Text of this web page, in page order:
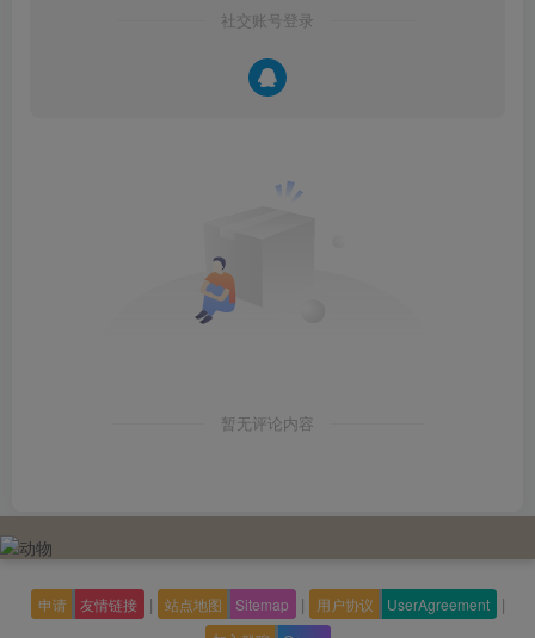
社交账号登录
暂无评论内容
申请 友情链接 | 站点地图 Sitemap | 用户协议 UserAgreement |